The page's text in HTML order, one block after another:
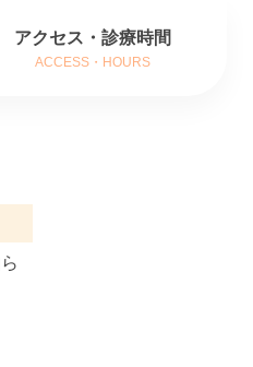
アクセス・診療時間
ACCESS・HOURS